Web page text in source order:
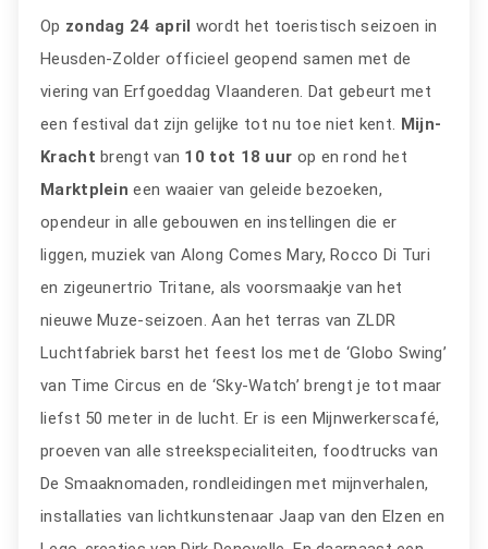
Op zondag 24 april wordt het toeristisch seizoen in
Heusden-Zolder officieel geopend samen met de
viering van Erfgoeddag Vlaanderen. Dat gebeurt met
een festival dat zijn gelijke tot nu toe niet kent. Mijn-
Kracht brengt van 10 tot 18 uur op en rond het
Marktplein een waaier van geleide bezoeken,
opendeur in alle gebouwen en instellingen die er
liggen, muziek van Along Comes Mary, Rocco Di Turi
en zigeunertrio Tritane, als voorsmaakje van het
nieuwe Muze-seizoen. Aan het terras van ZLDR
Luchtfabriek barst het feest los met de ‘Globo Swing’
van Time Circus en de ‘Sky-Watch’ brengt je tot maar
liefst 50 meter in de lucht. Er is een Mijnwerkerscafé,
proeven van alle streekspecialiteiten, foodtrucks van
De Smaaknomaden, rondleidingen met mijnverhalen,
installaties van lichtkunstenaar Jaap van den Elzen en